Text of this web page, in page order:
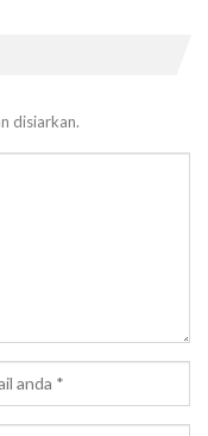
disiarkan.